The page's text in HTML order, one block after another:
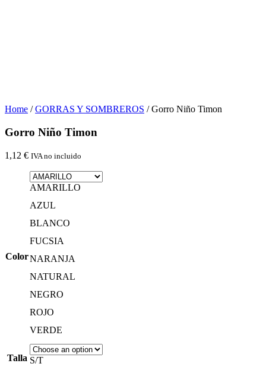
Home /GORRAS Y SOMBREROS / Gorro Niño Timon
Gorro Niño Timon
1,12 € IVA no incluido
Color
AMARILLO
AZUL
BLANCO
FUCSIA
NARANJA
NATURAL
NEGRO
ROJO
VERDE
Talla S/T